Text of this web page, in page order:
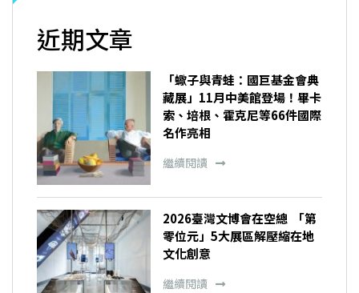
近期文章
「蠍子與青蛙：國巨基金會典
藏展」11月中美館登場！畢卡
索、培根、霍克尼等66件國際
名作亮相
繼續閱讀
2026臺灣文博會在空總 「第
零位元」5大展區解壓縮在地
文化創意
繼續閱讀